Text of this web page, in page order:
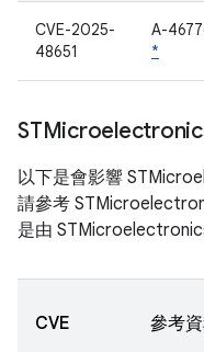
CVE-2025-
48651
A-
*
以下是會影響
請參考
是由
CVE 參考